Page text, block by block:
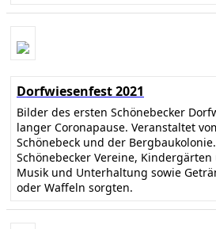
Dorfwiesenfest 2021
Bilder des ersten Schönebecker
langer Coronapause. Veranstaltet
Schönebeck und der
Schönebecker Vereine,
Musik und Unterhaltung sowie
oder Waffeln sorgten.